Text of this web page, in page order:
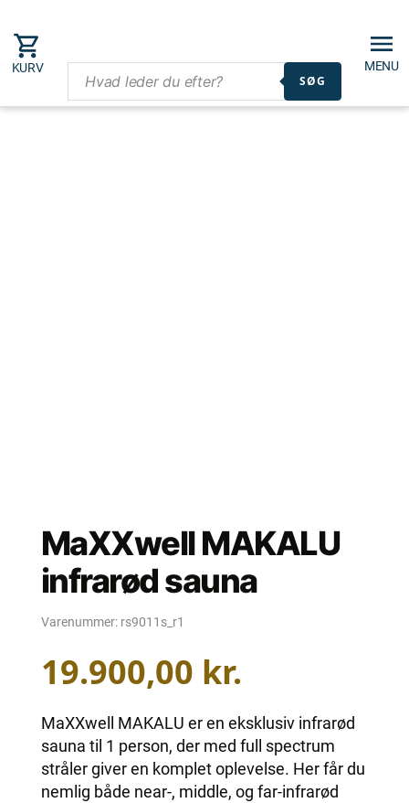
SØG
KURV MENU
MaXXwell MAKALU
infrarød sauna
Varenummer: rs9011s_r1
19.900,00 kr.
MaXXwell MAKALU er en eksklusiv infrarød
sauna til 1 person, der med full spectrum
stråler giver en komplet oplevelse. Her får du
nemlig både near-, middle, og far-infrarød